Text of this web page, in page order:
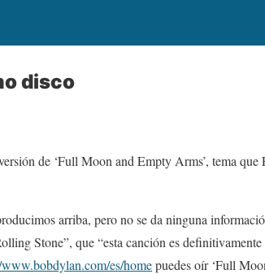
disco
de ‘Full Moon and Empty Arms’, tema que
arriba, pero no se da ninguna
Stone”, que “esta canción es
es/homepuedes oír ‘Full